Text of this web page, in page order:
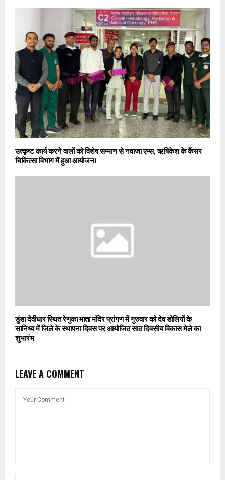
उत्कृष्ट कार्य करने वालों को विशेष सम्मान से नवाजा एम्स, ऋषिकेश के कैंसर
चिकित्सा विभाग में हुआ आयोजन।
डुंडा देवीधार स्थित रेणुका माता मंदिर प्रांगण में गुरुवार को देव डोलियों के
सानिध्य में जिले के स्थापना दिवस पर आयोजित सात दिवसीय विकास मेले का
शुभारंभ
LEAVE A COMMENT